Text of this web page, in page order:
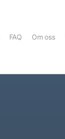
FAQ Om oss